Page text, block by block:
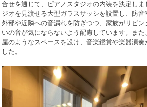
合せを通じて、ピアノスタジオの内装を決定し
ジオを見渡せる大型ガラスサッシを設置し、防音
外部や近隣への音漏れを防ぎつつ、家族がリビ
いの音が気にならないよう配慮しています。ま
屋のようなスペースを設け、音楽鑑賞や楽器演奏
した。